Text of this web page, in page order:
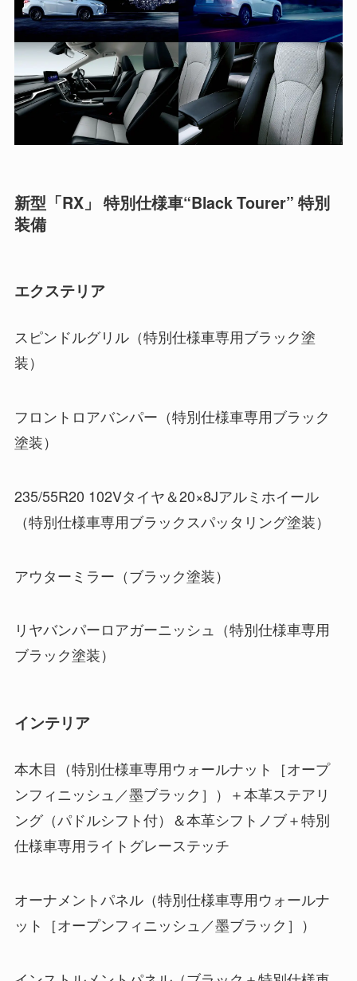
新型「RX」 特別仕様車“Black Tourer” 特別
装備
エクステリア
スピンドルグリル（特別仕様車専用ブラック塗
装）
フロントロアバンパー（特別仕様車専用ブラック
塗装）
235/55R20 102Vタイヤ＆20×8Jアルミホイール
（特別仕様車専用ブラックスパッタリング塗装）
アウターミラー（ブラック塗装）
リヤバンパーロアガーニッシュ（特別仕様車専用
ブラック塗装）
インテリア
本木目（特別仕様車専用ウォールナット［オープ
ンフィニッシュ／墨ブラック］）＋本革ステアリ
ング（パドルシフト付）＆本革シフトノブ＋特別
仕様車専用ライトグレーステッチ
オーナメントパネル（特別仕様車専用ウォールナ
ット［オープンフィニッシュ／墨ブラック］）